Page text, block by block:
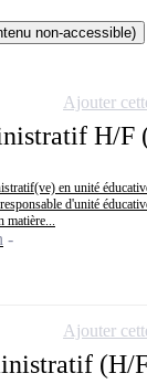
non-accessible)
H/F
en unité
d'unité
matière...
Ajouter
(H/
Ajouter